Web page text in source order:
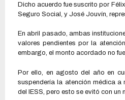
Dicho acuerdo fue suscrito por
Seguro Social, y José Jouvín,
En abril pasado, ambas
valores pendientes por la
embargo, el monto acordado no
Por ello, en agosto del año en
suspendería la atención médica a
del IESS, pero esto se evitó con un